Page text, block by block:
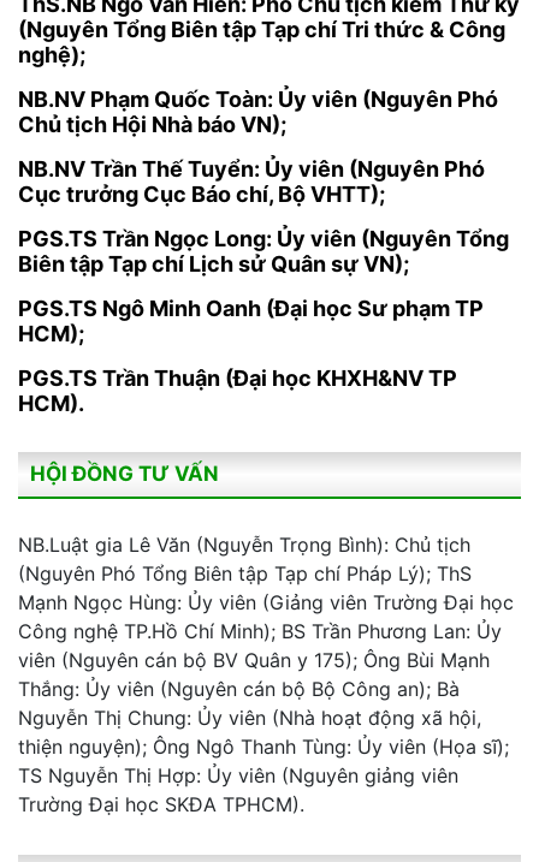
(Nguyên Tổng Biên tập Tạp chí Tri thức & Công
nghệ);
NB.NV Phạm Quốc Toàn: Ủy viên (Nguyên Phó
Chủ tịch Hội Nhà báo VN);
NB.NV Trần Thế Tuyển: Ủy viên (Nguyên Phó
Cục trưởng Cục Báo chí, Bộ VHTT);
PGS.TS Trần Ngọc Long: Ủy viên (Nguyên Tổng
Biên tập Tạp chí Lịch sử Quân sự VN);
PGS.TS Ngô Minh Oanh (Đại học Sư phạm TP
HCM);
PGS.TS Trần Thuận (Đại học KHXH&NV TP
HCM).
HỘI ĐỒNG TƯ VẤN
NB.Luật gia Lê Văn (Nguyễn Trọng Bình): Chủ tịch
(Nguyên Phó Tổng Biên tập Tạp chí Pháp Lý); ThS
Mạnh Ngọc Hùng: Ủy viên (Giảng viên Trường Đại học
Công nghệ TP.Hồ Chí Minh); BS Trần Phương Lan: Ủy
viên (Nguyên cán bộ BV Quân y 175); Ông Bùi Mạnh
Thắng: Ủy viên (Nguyên cán bộ Bộ Công an); Bà
Nguyễn Thị Chung: Ủy viên (Nhà hoạt động xã hội,
thiện nguyện); Ông Ngô Thanh Tùng: Ủy viên (Họa sĩ);
TS Nguyễn Thị Hợp: Ủy viên (Nguyên giảng viên
Trường Đại học SKĐA TPHCM).